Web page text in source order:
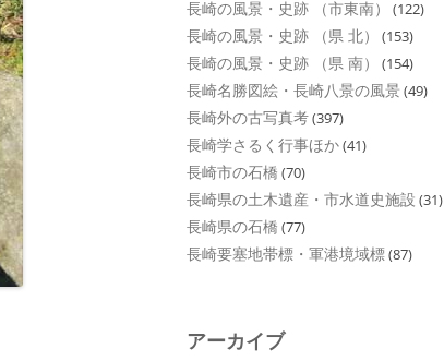
長崎の風景・史跡 （市東南） (122)
長崎の風景・史跡 （県 北） (153)
長崎の風景・史跡 （県 南） (154)
長崎名勝図絵・長崎八景の風景 (49)
長崎外の古写真考(397)
長崎学さるく行事ほか(41)
長崎市の石橋 (70)
長崎県の土木遺産・市水道史施設 (31)
長崎県の石橋 (77)
長崎要塞地帯標・軍港境域標(87)
アーカイブ